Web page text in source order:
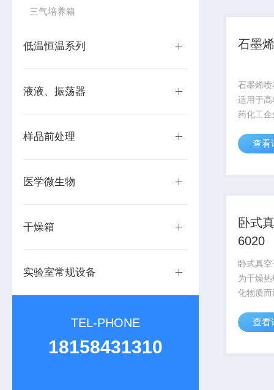
三气培养箱
低温恒温系列
液液、振荡器
样品前处理
医学微生物
干燥箱
实验室常规设备
TEL-PHONE
18158431310
石墨
石墨烯
适用于
药化工
液、悬
生物制
查看
卧式
6020
卧式真
为干燥
化物质
复杂的
研单位
查看